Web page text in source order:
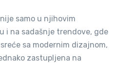
samo u njihovim
i na sadašnje trendove, gde
sa modernim dizajnom,
zastupljena na